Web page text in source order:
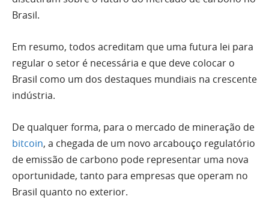
Brasil.
Em resumo, todos acreditam que uma futura lei para
regular o setor é necessária e que deve colocar o
Brasil como um dos destaques mundiais na crescente
indústria.
De qualquer forma, para o mercado de mineração de
bitcoin, a chegada de um novo arcabouço regulatório
de emissão de carbono pode representar uma nova
oportunidade, tanto para empresas que operam no
Brasil quanto no exterior.